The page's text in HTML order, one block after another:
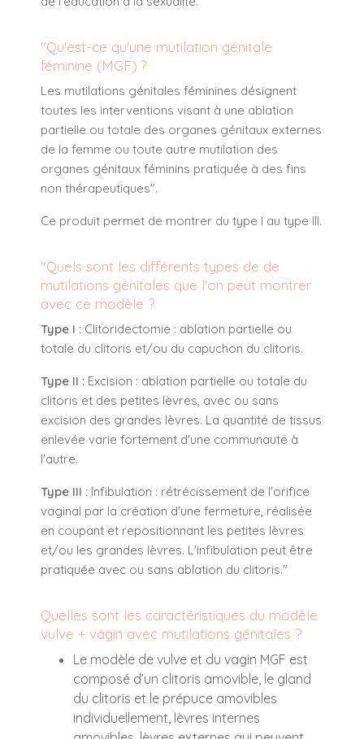
"Qu'est-ce qu'une mutilation génitale
féminine (MGF) ?
Les mutilations génitales féminines désignent
toutes les interventions visant à une ablation
partielle ou totale des organes génitaux externes
de la femme ou toute autre mutilation des
organes génitaux féminins pratiquée à des fins
non thérapeutiques".
Ce produit permet de montrer du type I au type III.
"Quels sont les différents types de de
mutilations génitales que l'on peut montrer
avec ce modèle ?
Type I : Clitoridectomie : ablation partielle ou
totale du clitoris et/ou du capuchon du clitoris.
Type II : Excision : ablation partielle ou totale du
clitoris et des petites lèvres, avec ou sans
excision des grandes lèvres. La quantité de tissus
enlevée varie fortement d'une communauté à
l'autre.
Type III : Infibulation : rétrécissement de l'orifice
vaginal par la création d'une fermeture, réalisée
en coupant et repositionnant les petites lèvres
et/ou les grandes lèvres. L'infibulation peut être
pratiquée avec ou sans ablation du clitoris."
Quelles sont les caractéristiques du modèle
vulve + vagin avec mutilations génitales ?
Le modèle de vulve et du vagin MGF est
composé d’un clitoris amovible, le gland
du clitoris et le prépuce amovibles
individuellement, lèvres internes